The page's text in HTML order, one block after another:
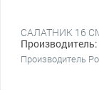
САЛАТНИК 16
Производитель:
Производитель